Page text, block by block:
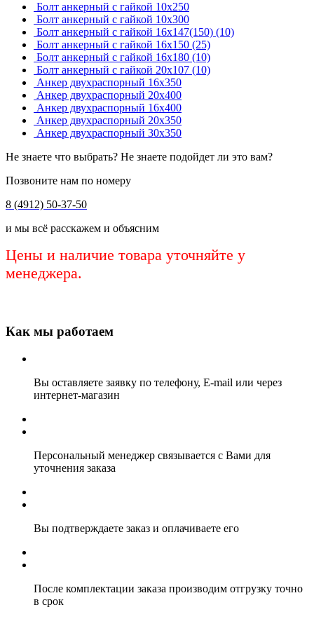
Болт анкерный с гайкой 10х250
Болт анкерный с гайкой 10х300
Болт анкерный с гайкой 16х147(150) (10)
Болт анкерный с гайкой 16х150 (25)
Болт анкерный с гайкой 16х180 (10)
Болт анкерный с гайкой 20х107 (10)
Анкер двухраспорный 16х350
Анкер двухраспорный 20х400
Анкер двухраспорный 16х400
Анкер двухраспорный 20х350
Анкер двухраспорный 30х350
Не знаете что выбрать? Не знаете подойдет ли это вам?
Позвоните нам по номеру
8 (4912) 50-37-50
и мы всё расскажем и объясним
Цены и наличие товара уточняйте у
менеджера.
Как мы работаем
Вы оставляете заявку по телефону, E-mail или через
интернет-магазин
Персональный менеджер связывается с Вами для
уточнения заказа
Вы подтверждаете заказ и оплачиваете его
После комплектации заказа производим отгрузку точно
в срок